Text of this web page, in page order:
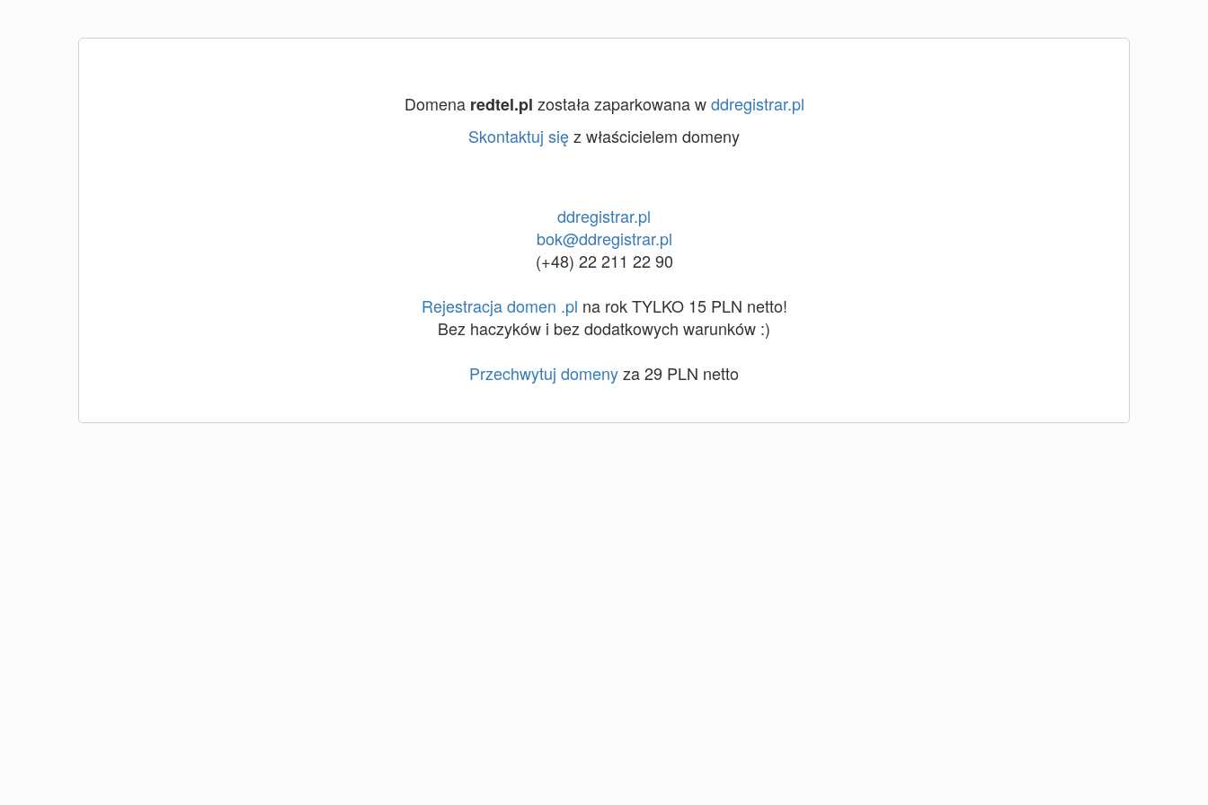
Domena redtel.pl została zaparkowana wddregistrar.pl
Skontaktuj sięz właścicielem domeny
ddregistrar.pl
bok@ddregistrar.pl
(+48) 22 211 22 90
Rejestracja domen .pl na rok TYLKO 15 PLN netto!
Bez haczyków i bez dodatkowych warunków :)
Przechwytuj domenyza 29 PLN netto